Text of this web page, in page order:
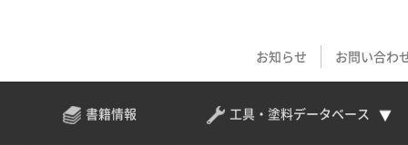
お知らせ
お問い合わ
書籍情報 工具・塗料データベース